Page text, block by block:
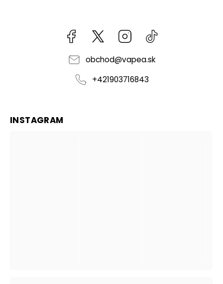
Facebook kzifcak85131Instagram
obchod@vapea.sk
+421903716843
INSTAGRAM